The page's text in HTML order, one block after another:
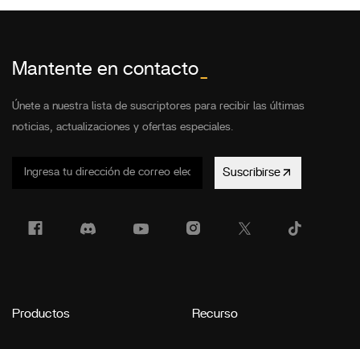
Mantente en contacto
Únete a nuestra lista de suscriptores para recibir las últimas
noticias, actualizaciones y ofertas especiales.
Suscribirse
Productos Recurso